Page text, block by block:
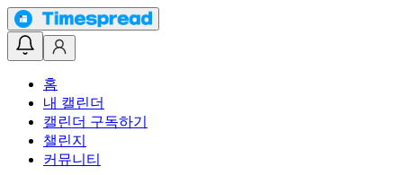
홈
내 캘린더
캘린더 구독하기
챌린지
커뮤니티